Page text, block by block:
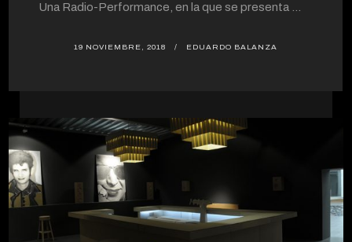
Una Radio-Performance, en la que se presenta ...
19 NOVIEMBRE, 2018 EDUARDO BALANZA